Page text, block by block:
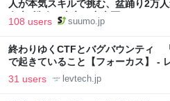
人が本気スキルで挑む、盆踊り2万
向上”戦略 東京・中央区
108 users suumo.jp
終わりゆくCTFとバグバウンティ
で起きていること【フォーカス】 -
31 users levtech.jp